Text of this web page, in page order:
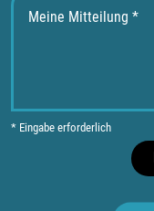
* Eingabe erforderlich